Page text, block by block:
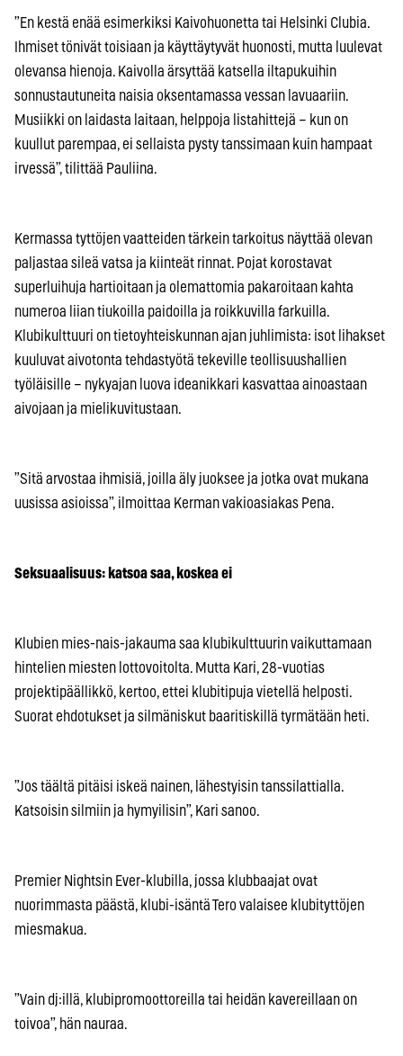
”En kestä enää esimerkiksi Kaivohuonetta tai Helsinki Clubia.
Ihmiset tönivät toisiaan ja käyttäytyvät huonosti, mutta luulevat
olevansa hienoja. Kaivolla ärsyttää katsella iltapukuihin
sonnustautuneita naisia oksentamassa vessan lavuaariin.
Musiikki on laidasta laitaan, helppoja listahittejä – kun on
kuullut parempaa, ei sellaista pysty tanssimaan kuin hampaat
irvessä”, tilittää Pauliina.
Kermassa tyttöjen vaatteiden tärkein tarkoitus näyttää olevan
paljastaa sileä vatsa ja kiinteät rinnat. Pojat korostavat
superluihuja hartioitaan ja olemattomia pakaroitaan kahta
numeroa liian tiukoilla paidoilla ja roikkuvilla farkuilla.
Klubikulttuuri on tietoyhteiskunnan ajan juhlimista: isot lihakset
kuuluvat aivotonta tehdastyötä tekeville teollisuushallien
työläisille – nykyajan luova ideanikkari kasvattaa ainoastaan
aivojaan ja mielikuvitustaan.
”Sitä arvostaa ihmisiä, joilla äly juoksee ja jotka ovat mukana
uusissa asioissa”, ilmoittaa Kerman vakioasiakas Pena.
Seksuaalisuus: katsoa saa, koskea ei
Klubien mies-nais-jakauma saa klubikulttuurin vaikuttamaan
hintelien miesten lottovoitolta. Mutta Kari, 28-vuotias
projektipäällikkö, kertoo, ettei klubitipuja vietellä helposti.
Suorat ehdotukset ja silmäniskut baaritiskillä tyrmätään heti.
”Jos täältä pitäisi iskeä nainen, lähestyisin tanssilattialla.
Katsoisin silmiin ja hymyilisin”, Kari sanoo.
Premier Nightsin Ever-klubilla, jossa klubbaajat ovat
nuorimmasta päästä, klubi-isäntä Tero valaisee klubityttöjen
miesmakua.
”Vain dj:illä, klubipromoottoreilla tai heidän kavereillaan on
toivoa”, hän nauraa.